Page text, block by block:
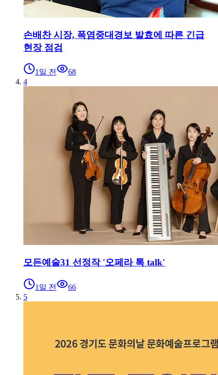
손배찬 시장, 폭염중대경보 발효에 따른 긴급
현장 점검
1일 전
68
4
모든예술31 선정작 '오페라 톡 talk'
1일 전
66
5